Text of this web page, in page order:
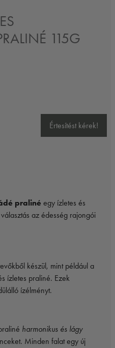
115G
Értesítést kérek!
praliné egy ízletes és
az édesség rajongói
készül, mint például a
ízletes praliné. Ezek
ízélményt.
harmonikus és lágy
Minden falat egy új